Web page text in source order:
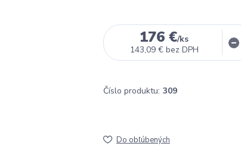
176 €/ks
143,09 € bez DPH
Číslo produktu: 309
Do obľúbených